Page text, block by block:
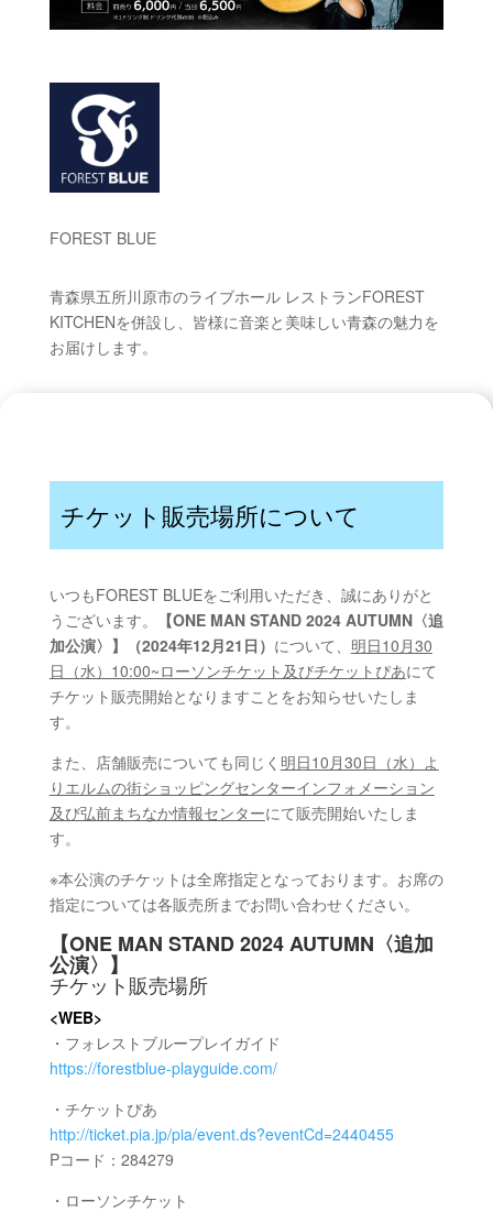
FOREST BLUE
青森県五所川原市のライブホール レストランFOREST
KITCHENを併設し、皆様に音楽と美味しい青森の魅力を
お届けします。
チケット販売場所について
いつもFOREST BLUEをご利用いただき、誠にありがと
うございます。
【ONE MAN STAND 2024 AUTUMN〈追
加公演〉】（2024年12月21日） について、 明日10月30
日（水）10:00~ローソンチケット及びチケットぴあにて
チケット販売開始となりますことをお知らせいたしま
す。
また、店舗販売についても同じく 明日10月30日（水）よ
りエルムの街ショッピングセンターインフォメーション
及び弘前まちなか情報センターにて販売開始いたしま
す。
※本公演のチケットは全席指定となっております。お席の
指定については各販売所までお問い合わせください。
【ONE MAN STAND 2024 AUTUMN〈追加
公演〉】
チケット販売場所
<WEB>
・フォレストブループレイガイド
https://forestblue-playguide.com/
・チケットぴあ
http://ticket.pia.jp/pia/event.ds?eventCd=2440455
Pコード：284279
・ローソンチケット